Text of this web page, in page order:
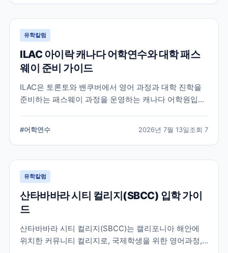
유학칼럼
ILAC 아이락 캐나다 어학연수와 대학 패스
웨이 준비 가이드
ILAC은 토론토와 밴쿠버에서 영어 과정과 대학 진학을
준비하는 패스웨이 과정을 운영하는 캐나다 어학원입니
다.
#어학연수 2026년 7월 13일조회 7
유학칼럼
산타바바라 시티 컬리지(SBCC) 입학 가이
드
산타바바라 시티 컬리지(SBCC)는 캘리포니아 해안에
위치한 커뮤니티 컬리지로, 국제학생을 위한 영어과정,